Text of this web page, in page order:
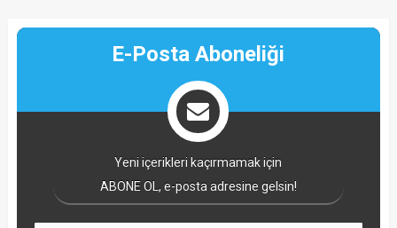
E-Posta Aboneliği
Yeni içerikleri kaçırmamak için
ABONE OL, e-posta adresine gelsin!